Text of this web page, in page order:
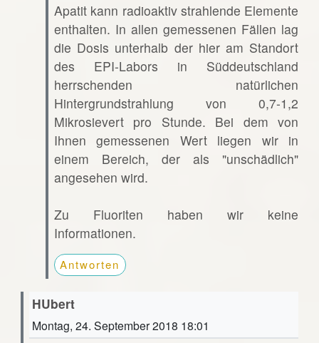
Apatit kann radioaktiv strahlende Elemente
enthalten. In allen gemessenen Fällen lag
die Dosis unterhalb der hier am Standort
des EPI-Labors in Süddeutschland
herrschenden natürlichen
Hintergrundstrahlung von 0,7-1,2
Mikrosievert pro Stunde. Bei dem von
Ihnen gemessenen Wert liegen wir in
einem Bereich, der als "unschädlich"
angesehen wird.
Zu Fluoriten haben wir keine
Informationen.
Antworten
HUbert
Montag, 24. September 2018 18:01